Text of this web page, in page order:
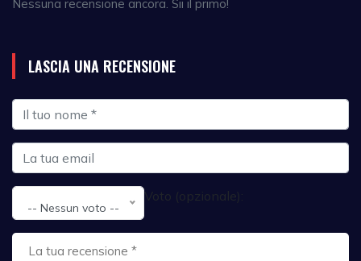
Nessuna recensione ancora. Sii il primo!
LASCIA UNA RECENSIONE
Voto (opzionale):
-- Nessun voto --